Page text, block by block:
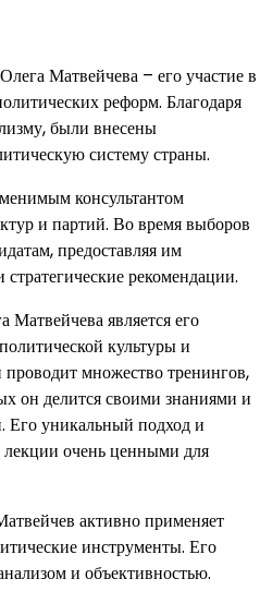
Матвейчева – его участие в
реформ. Благодаря
были внесены
систему страны.
консультантом
и партий. Во время выборов
предоставляя им
рекомендации.
является его
культуры и
множество тренингов,
он делится своими знаниями и
Его уникальный подход и
лекции очень ценными для
активно применяет
инструменты. Его
и объективностью.